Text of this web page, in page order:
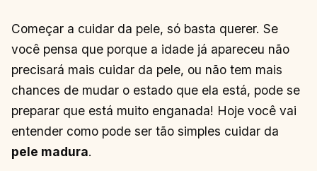
Começar a cuidar da pele, só basta querer. Se
você pensa que porque a idade já apareceu não
precisará mais cuidar da pele, ou não tem mais
chances de mudar o estado que ela está, pode se
preparar que está muito enganada! Hoje você vai
entender como pode ser tão simples cuidar da
pele madura.